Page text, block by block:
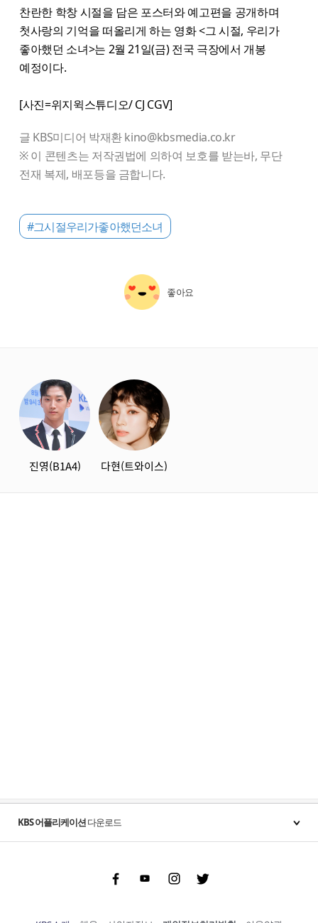
찬란한 학창 시절을 담은 포스터와 예고편을 공개하며
첫사랑의 기억을 떠올리게 하는 영화 <그 시절, 우리가
좋아했던 소녀>는 2월 21일(금) 전국 극장에서 개봉
예정이다.
[사진=위지윅스튜디오/ CJ CGV]
글 KBS미디어 박재환 kino@kbsmedia.co.kr
※ 이 콘텐츠는 저작권법에 의하여 보호를 받는바, 무단
전재 복제, 배포등을 금합니다.
#그시절우리가좋아했던소녀
좋아요
진영(B1A4) 다현(트와이스)
KBS 어플리케이션다운로드
FacebookYoutubeInstgram Twitter